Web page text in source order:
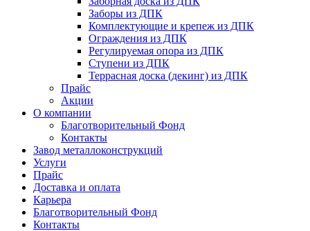
Заборы из ДПК
Комплектующие и крепеж из ДПК
Ограждения из ДПК
Регулируемая опора из ДПК
Ступени из ДПК
Террасная доска (декинг) из ДПК
Прайс
Акции
О компании
Благотворительный Фонд
Контакты
Завод металлоконструкций
Услуги
Прайс
Доставка и оплата
Карьера
Благотворительный Фонд
Контакты